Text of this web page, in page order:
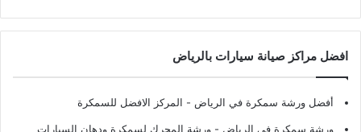
افضل مراكز صيانة سيارات بالرياض
أفضل ورشة سمكرة في الرياض - المركز الافضل للسمكرة
ورشة سمكرة في الرياض - ورشة المحرك لسمكرة ودهان السيارات